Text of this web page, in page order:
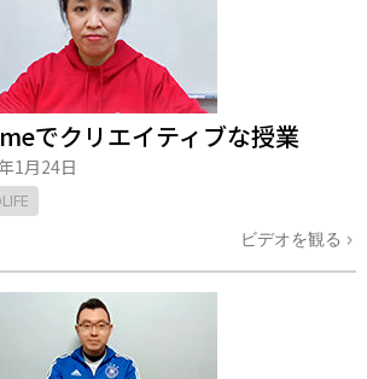
でクリエイティブな授業
1月24日
ビデオを観る